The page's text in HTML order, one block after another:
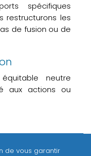
spécifiques
restructurons les
de fusion ou de
neutre
aux actions ou
de vous garantir